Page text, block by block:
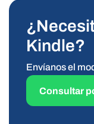
Kindle?
Envíanos el
Consultar